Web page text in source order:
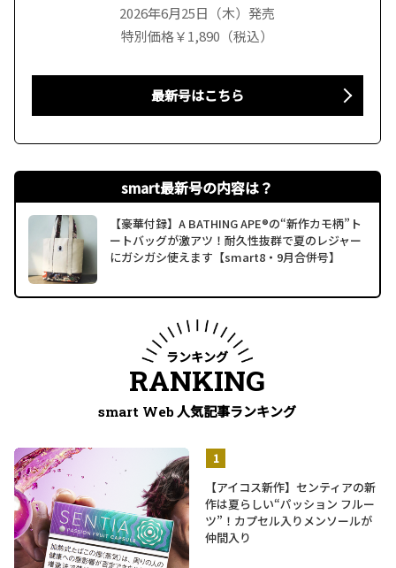
2026年6月25日（木）発売
特別価格￥1,890（税込）
最新号はこちら
smart最新号の内容は？
【豪華付録】A BATHING APE®の“新作カモ柄”ト
ートバッグが激アツ！耐久性抜群で夏のレジャー
にガシガシ使えます【smart8・9月合併号】
ランキング
RANKING
smart Web 人気記事ランキング
【アイコス新作】センティアの新
作は夏らしい“パッション フルー
ツ”！カプセル入りメンソールが
仲間入り